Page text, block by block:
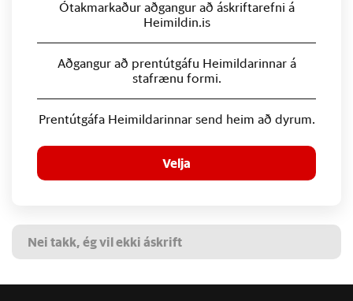
Ótakmarkaður aðgangur að áskriftarefni á
Heimildin.is
Aðgangur að prentútgáfu Heimildarinnar á
stafrænu formi.
Prentútgáfa Heimildarinnar send heim að dyrum.
Velja
Nei takk, ég vil ekki áskrift